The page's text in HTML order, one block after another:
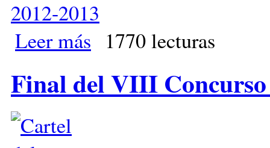
2012-2013
Leer más sobre Visita a Ciclos Formativos de Grado Medio
1770 lecturas
Final del VIII Concurso